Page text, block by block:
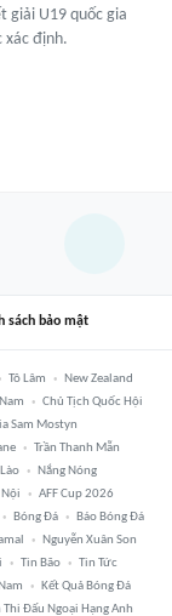
giải U19 quốc gia
xác định.
sách bảo mật
Tô Lâm
New Zealand
Chủ Tịch Quốc Hội
Sam Mostyn
Trần Thanh Mẫn
Lào
Nắng Nóng
AFF Cup 2026
Bóng Đá
Báo Bóng Đá
Nguyễn Xuân Son
Tin Bão
Tin Tức
Kết Quả Bóng Đá
Thi Đấu Ngoại Hạng Anh